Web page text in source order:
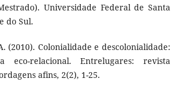
Universidade Federal de Santa
do Sul.
(2010). Colonialidade e descolonialidade:
eco-relacional. Entrelugares: revista
afins, 2(2), 1-25.